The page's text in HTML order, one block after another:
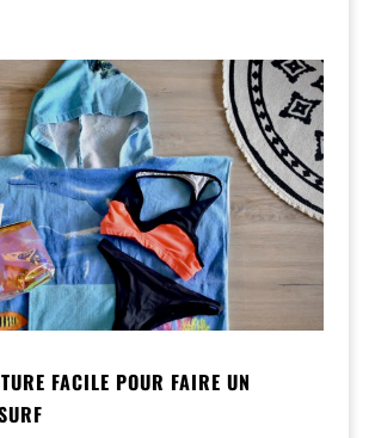
FACILE POUR FAIRE UN